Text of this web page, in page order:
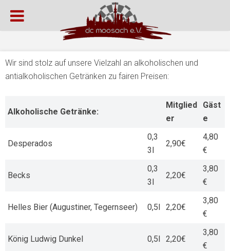
Wir sind stolz auf unsere Vielzahl an alkoholischen und
antialkoholischen Getränken zu fairen Preisen:
Alkoholische Getränke:
Mitglied
er
Gäst
e
Desperados
0,3
3l
2,90€
4,80
€
Becks
0,3
3l
2,20€
3,80
€
Helles Bier (Augustiner, Tegernseer) 0,5l 2,20€
3,80
€
König Ludwig Dunkel 0,5l 2,20€
3,80
€